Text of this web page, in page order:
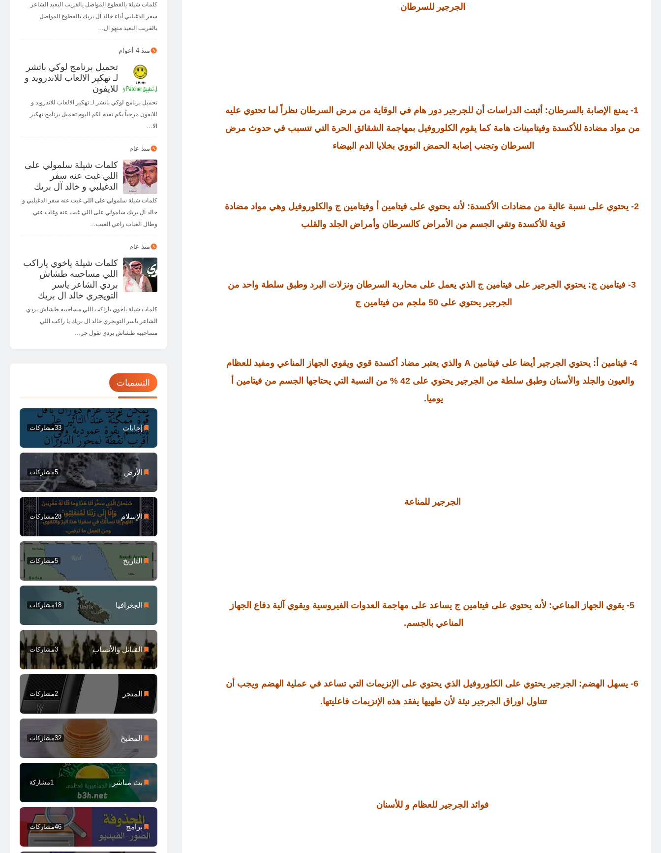
الجرجير للسرطان
1- يمنع الإصابة بالسرطان: أثبتت الدراسات أن للجرجير دور هام في الوقاية من مرض السرطان نظراً لما تحتوي عليه
من مواد مضادة للأكسدة وفيتامينات هامة كما يقوم الكلوروفيل بمهاجمة الشقائق الحرة التي تتسبب في حدوث مرض
السرطان وتجنب إصابة الحمض النووي بخلايا الدم البيضاء
2- يحتوي على نسبة عالية من مضادات الأكسدة: لأنه يحتوي على فيتامين أ وفيتامين ج والكلوروفيل وهي مواد مضادة
قوية للأكسدة وتقي الجسم من الأمراض كالسرطان وأمراض الجلد والقلب
3- فيتامين ج: يحتوي الجرجير على فيتامين ج الذي يعمل على محاربة السرطان ونزلات البرد وطبق سلطة واحد من
الجرجير يحتوي على 50 ملجم من فيتامين ج
4- فيتامين أ: يحتوي الجرجير أيضا على فيتامين A والذي يعتبر مضاد أكسدة قوي ويقوي الجهاز المناعي ومفيد للعظام
والعيون والجلد والأسنان وطبق سلطة من الجرجير يحتوي على 42 % من النسبة التي يحتاجها الجسم من فيتامين أ
يوميا.
الجرجير للمناعة
5- يقوي الجهاز المناعي: لأنه يحتوي على فيتامين ج يساعد على مهاجمة العدوات الفيروسية ويقوي آلية دفاع الجهاز
المناعي بالجسم.
6- يسهل الهضم: الجرجير يحتوي على الكلوروفيل الذي يحتوي على الإنزيمات التي تساعد في عملية الهضم ويجب أن
تتناول اوراق الجرجير نيئة لأن طهيها يفقد هذه الإنزيمات فاعليتها.
فوائد الجرجير للعظام و للأسنان
كلمات شيلة يالقطوع المواصل يالقريب البعيد الشاعر
سفر الدغيلبي أداء خالد آل بريك يالقطوع المواصل
يالقريب البعيد منهو ال…
منذ 4 أعوام
تحميل برنامج لوكي باتشر
لـ تهكير الالعاب للاندرويد و
للايفون
تحميل برنامج لوكي باتشر لـ تهكير الالعاب للاندرويد و
للايفون مرحباً بكم نقدم لكم اليوم تحميل برنامج تهكير
الا…
منذ عام
كلمات شيلة سلمولي على
اللي غبت عنه سفر
الدغيلبي و خالد آل بريك
كلمات شيلة سلمولي على اللي غبت عنه سفر الدغيلبي و
خالد آل بريك سلمولي على اللي غبت عنه وغاب عني
وطال الغياب راعي الغيب…
منذ عام
كلمات شيلة ياخوي ياراكب
اللي مساحيبه طشاش
بردي الشاعر ياسر
التويجري خالد ال بريك
كلمات شيلة ياخوي ياراكب اللي مساحيبه طشاش بردي
الشاعر ياسر التويجري خالد ال بريك يا راكب اللي
مساحيبه طشاش بردي تقول جر…
التسميات
إجابات 33مشاركات
الأرض 5مشاركات
الإسلام 28مشاركات
التاريخ 5مشاركات
الجغرافيا 18مشاركات
القبائل والأنساب 3مشاركات
المتجر 2مشاركات
المطبخ 32مشاركات
بث مباشر 1مشاركة
برامج 46مشاركات